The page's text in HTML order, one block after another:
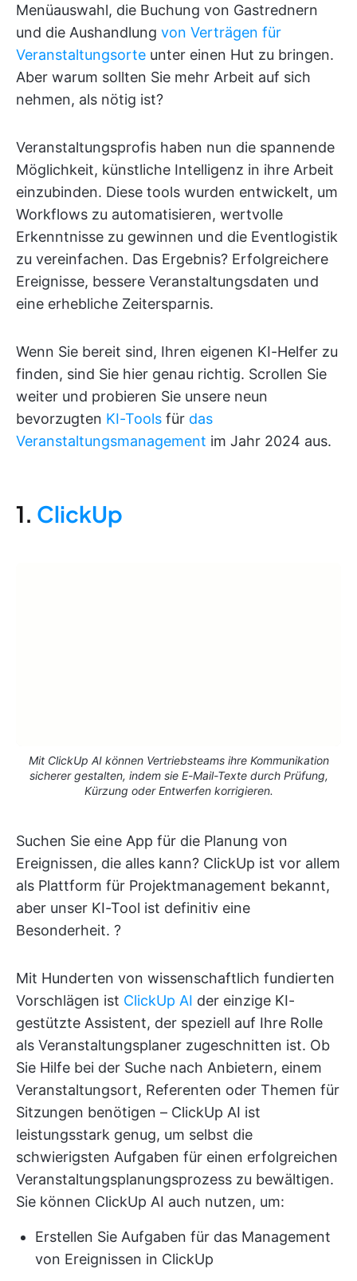
Menüauswahl, die Buchung von Gastrednern
und die Aushandlung von Verträgen für
Veranstaltungsorte unter einen Hut zu bringen.
Aber warum sollten Sie mehr Arbeit auf sich
nehmen, als nötig ist?
Veranstaltungsprofis haben nun die spannende
Möglichkeit, künstliche Intelligenz in ihre Arbeit
einzubinden. Diese tools wurden entwickelt, um
Workflows zu automatisieren, wertvolle
Erkenntnisse zu gewinnen und die Eventlogistik
zu vereinfachen. Das Ergebnis? Erfolgreichere
Ereignisse, bessere Veranstaltungsdaten und
eine erhebliche Zeitersparnis.
Wenn Sie bereit sind, Ihren eigenen KI-Helfer zu
finden, sind Sie hier genau richtig. Scrollen Sie
weiter und probieren Sie unsere neun
bevorzugten KI-Tools für das
Veranstaltungsmanagement im Jahr 2024 aus.
1. ClickUp
Mit ClickUp AI können Vertriebsteams ihre Kommunikation
sicherer gestalten, indem sie E-Mail-Texte durch Prüfung,
Kürzung oder Entwerfen korrigieren.
Suchen Sie eine App für die Planung von
Ereignissen, die alles kann? ClickUp ist vor allem
als Plattform für Projektmanagement bekannt,
aber unser KI-Tool ist definitiv eine
Besonderheit. ?
Mit Hunderten von wissenschaftlich fundierten
Vorschlägen ist ClickUp AI der einzige KI-
gestützte Assistent, der speziell auf Ihre Rolle
als Veranstaltungsplaner zugeschnitten ist. Ob
Sie Hilfe bei der Suche nach Anbietern, einem
Veranstaltungsort, Referenten oder Themen für
Sitzungen benötigen – ClickUp AI ist
leistungsstark genug, um selbst die
schwierigsten Aufgaben für einen erfolgreichen
Veranstaltungsplanungsprozess zu bewältigen.
Sie können ClickUp AI auch nutzen, um:
Erstellen Sie Aufgaben für das Management
von Ereignissen in ClickUp